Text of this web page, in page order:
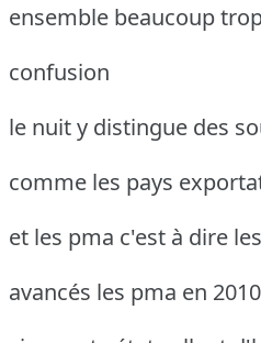
ensemble beaucoup
confusion
le nuit y distingue des
comme les pays
et les pma c'est à dire
avancés les pma en